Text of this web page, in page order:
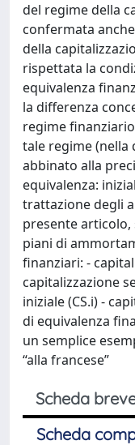
del regime della
confermata
della
rispettata la
equivalenza
la differenza
regime
tale regime (nella
abbinato alla
equivalenza:
trattazione degli
presente articolo,
piani di
finanziari: -
capitalizzazione
iniziale (CS.i) -
di equivalenza
un semplice
“alla francese”
Scheda
Scheda